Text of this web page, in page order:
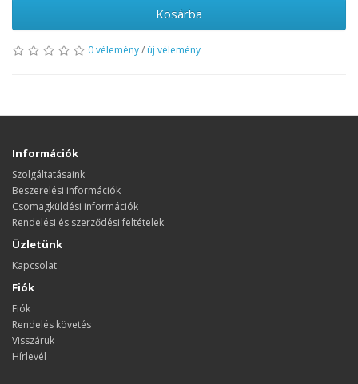
Kosárba
0 vélemény/ új vélemény
Információk
Szolgáltatásaink
Beszerelési információk
Csomagküldési információk
Rendelési és szerződési feltételek
Üzletünk
Kapcsolat
Fiók
Fiók
Rendelés követés
Visszáruk
Hírlevél